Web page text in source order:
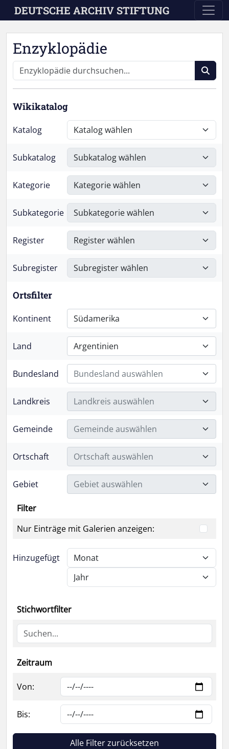
Skip to main content
DEUTSCHE ARCHIV STIFTUNG
Enzyklopädie
Wikikatalog
Katalog
Subkatalog
Kategorie
Subkategorie
Register
Subregister
Ortsfilter
Kontinent Südamerika
Land Argentinien
Bundesland Bundesland auswählen
Landkreis Landkreis auswählen
Gemeinde Gemeinde auswählen
Ortschaft Ortschaft auswählen
Gebiet Gebiet auswählen
Filter
Nur Einträge mit Galerien anzeigen:
Hinzugefügt
Stichwortfilter
Zeitraum
Von:
Bis:
Alle Filter zurücksetzen